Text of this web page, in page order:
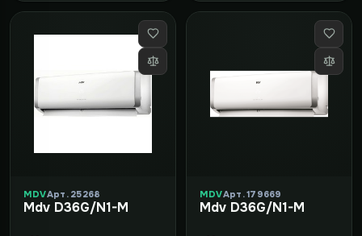
MDVАрт. 25268
Mdv D36G/N1-M
MDVАрт. 179669
Mdv D36G/N1-M